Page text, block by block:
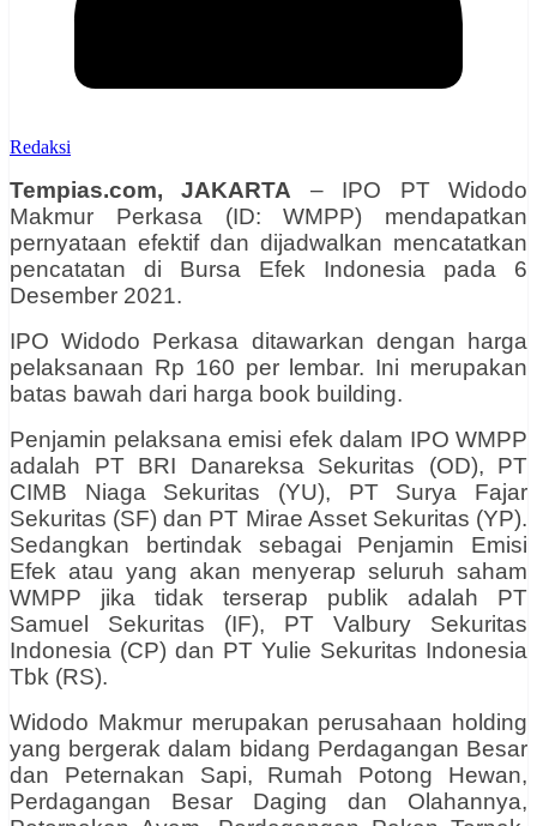
Redaksi
Tempias.com, JAKARTA – IPO PT Widodo
Makmur Perkasa (ID: WMPP) mendapatkan
pernyataan efektif dan dijadwalkan mencatatkan
pencatatan di Bursa Efek Indonesia pada 6
Desember 2021.
IPO Widodo Perkasa ditawarkan dengan harga
pelaksanaan Rp 160 per lembar. Ini merupakan
batas bawah dari harga book building.
Penjamin pelaksana emisi efek dalam IPO WMPP
adalah PT BRI Danareksa Sekuritas (OD), PT
CIMB Niaga Sekuritas (YU), PT Surya Fajar
Sekuritas (SF) dan PT Mirae Asset Sekuritas (YP).
Sedangkan bertindak sebagai Penjamin Emisi
Efek atau yang akan menyerap seluruh saham
WMPP jika tidak terserap publik adalah PT
Samuel Sekuritas (IF), PT Valbury Sekuritas
Indonesia (CP) dan PT Yulie Sekuritas Indonesia
Tbk (RS).
Widodo Makmur merupakan perusahaan holding
yang bergerak dalam bidang Perdagangan Besar
dan Peternakan Sapi, Rumah Potong Hewan,
Perdagangan Besar Daging dan Olahannya,